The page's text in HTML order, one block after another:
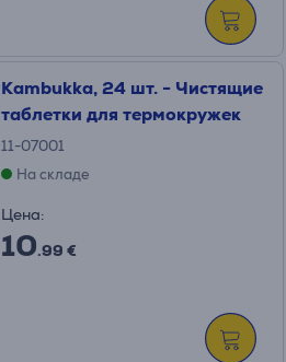
Kambukka, 24 шт. - Чистящие
таблетки для термокружек
11-07001
На складе
Цена:
10.99 €